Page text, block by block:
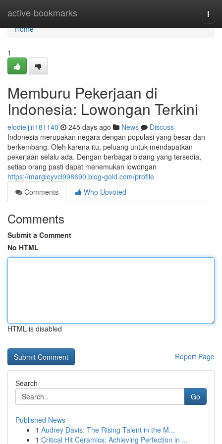
active-bookmarks
Home
Home
1
Memburu Pekerjaan di
Indonesia: Lowongan Terkini
elodieljin181140 245 days ago News
Discuss
Indonesia merupakan negara dengan populasi yang besar dan
berkembang. Oleh karena itu, peluang untuk mendapatkan
pekerjaan selalu ada. Dengan berbagai bidang yang tersedia,
setiap orang pasti dapat menemukan lowongan
https://margieyvcl998690.blog-gold.com/profile
Comments
Who Upvoted
Comments
Submit a Comment
No HTML
HTML is disabled
Report Page
Search
Go
Published News
1 Audrey Davis: The Rising Talent in the M...
1 Critical Hit Ceramics: Achieving Perfection in ...